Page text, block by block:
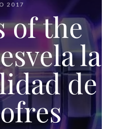
2017
of the
la
de